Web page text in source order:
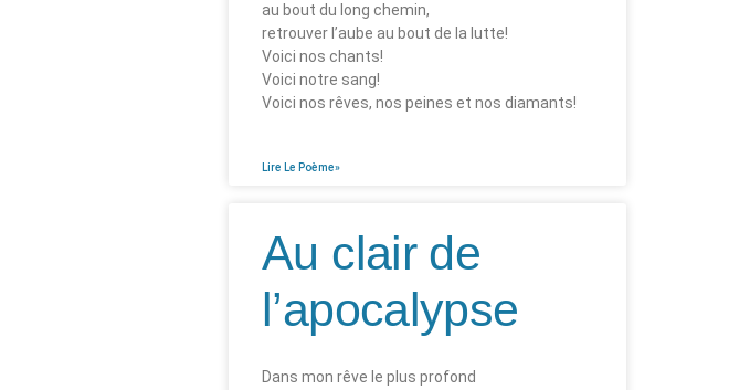
au bout du long chemin,
retrouver l’aube au bout de la lutte!
Voici nos chants!
Voici notre sang!
Voici nos rêves, nos peines et nos diamants!
Lire Le Poème»
Au clair de
l’apocalypse
Dans mon rêve le plus profond